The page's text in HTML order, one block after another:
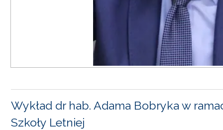
Wykład dr hab. Adama Bobryka w
Szkoły Letniej